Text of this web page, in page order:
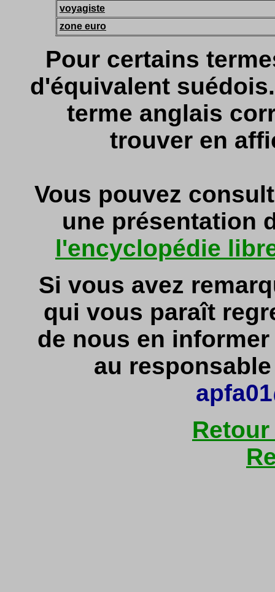
voyagiste
zone euro
Pour certains
d'équivalent
terme anglais
trouver en
Vous pouvez
une présentation
l'encyclopédie
Si vous avez
qui vous paraît
de nous en
au